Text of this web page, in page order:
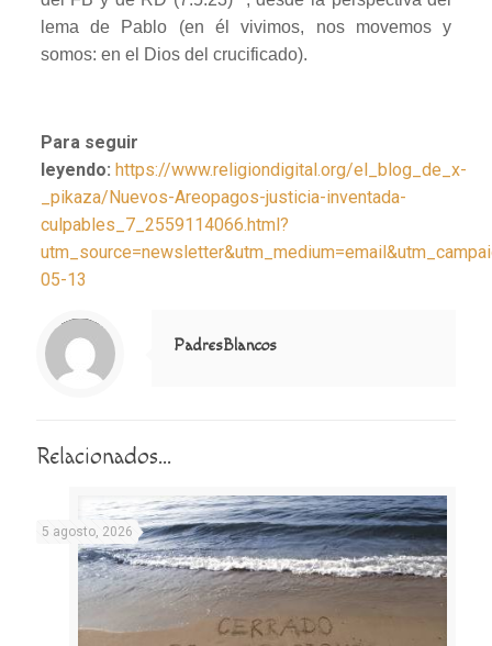
lema de Pablo (en él vivimos, nos movemos y
somos: en el Dios del crucificado).
Para seguir
leyendo: https://www.religiondigital.org/el_blog_de_x-
_pikaza/Nuevos-Areopagos-justicia-inventada-
culpables_7_2559114066.html?
05-13
Notice
: Trying to access array offset on value of type null in
/home/misioner/public_html/padresblancos/themes/betheme/includes/content-single.php
on line
286
PadresBlancos
Relacionados...
5 agosto, 2026